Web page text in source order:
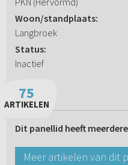
Woon/standplaats:
Langbroek
Status:
Inactief
75
ARTIKELEN
Dit panellid heeft
Meer artikelen van dit